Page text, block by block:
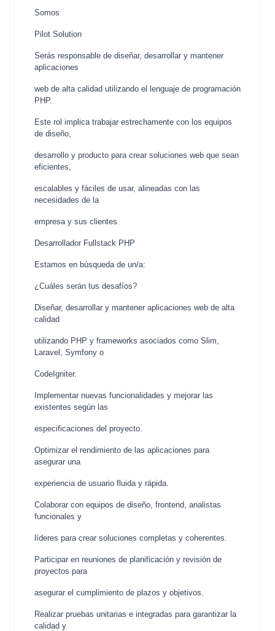
Somos
Pilot Solution
Serás responsable de diseñar, desarrollar y mantener
aplicaciones
web de alta calidad utilizando el lenguaje de programación
PHP.
Este rol implica trabajar estrechamente con los equipos
de diseño,
desarrollo y producto para crear soluciones web que sean
eficientes,
escalables y fáciles de usar, alineadas con las
necesidades de la
empresa y sus clientes.
Desarrollador Fullstack PHP
Estamos en búsqueda de un/a:
¿Cuáles serán tus desafíos?
Diseñar, desarrollar y mantener aplicaciones web de alta
calidad
utilizando PHP y frameworks asociados como Slim,
Laravel, Symfony o
CodeIgniter.
Implementar nuevas funcionalidades y mejorar las
existentes según las
especificaciones del proyecto.
Optimizar el rendimiento de las aplicaciones para
asegurar una
experiencia de usuario fluida y rápida.
Colaborar con equipos de diseño, frontend, analistas
funcionales y
líderes para crear soluciones completas y coherentes.
Participar en reuniones de planificación y revisión de
proyectos para
asegurar el cumplimiento de plazos y objetivos.
Realizar pruebas unitarias e integradas para garantizar la
calidad y